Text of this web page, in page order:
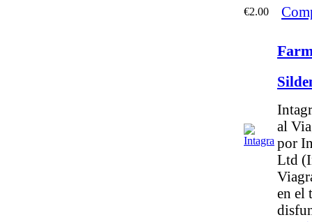
€2.00
al
por
Ltd
en el